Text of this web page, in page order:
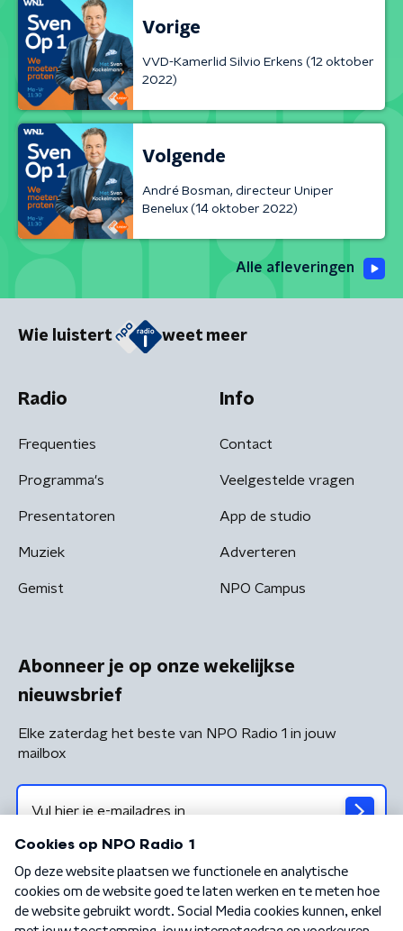
Vorige
VVD-Kamerlid Silvio Erkens (12 oktober
2022)
Volgende
André Bosman, directeur Uniper
Benelux (14 oktober 2022)
Alle afleveringen
Wie luistert weet meer
Radio
Frequenties
Programma's
Presentatoren
Muziek
Gemist
Info
Contact
Veelgestelde vragen
App de studio
Adverteren
NPO Campus
Abonneer je op onze wekelijkse
nieuwsbrief
Elke zaterdag het beste van NPO Radio 1 in jouw
mailbox
Algemene voorwaarden